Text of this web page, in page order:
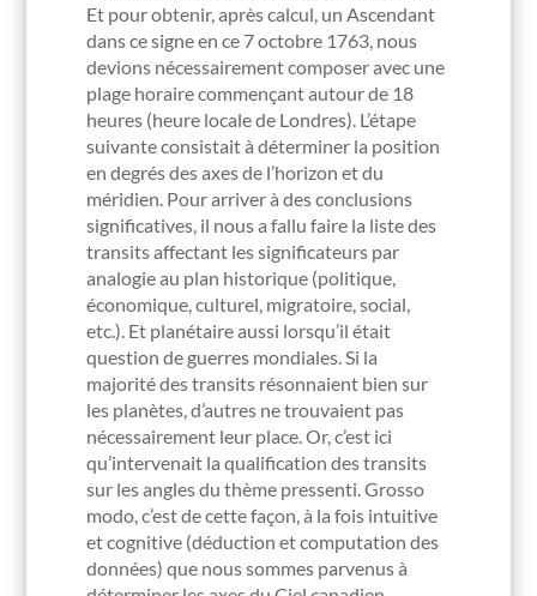
Et pour obtenir, après calcul, un Ascendant
dans ce signe en ce 7 octobre 1763, nous
devions nécessairement composer avec une
plage horaire commençant autour de 18
heures (heure locale de Londres). L’étape
suivante consistait à déterminer la position
en degrés des axes de l’horizon et du
méridien. Pour arriver à des conclusions
significatives, il nous a fallu faire la liste des
transits affectant les significateurs par
analogie au plan historique (politique,
économique, culturel, migratoire, social,
etc.). Et planétaire aussi lorsqu’il était
question de guerres mondiales. Si la
majorité des transits résonnaient bien sur
les planètes, d’autres ne trouvaient pas
nécessairement leur place. Or, c’est ici
qu’intervenait la qualification des transits
sur les angles du thème pressenti. Grosso
modo, c’est de cette façon, à la fois intuitive
et cognitive (déduction et computation des
données) que nous sommes parvenus à